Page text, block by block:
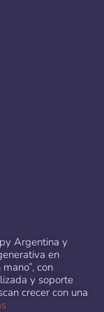
Argentina y
en
con
y soporte
crecer con una